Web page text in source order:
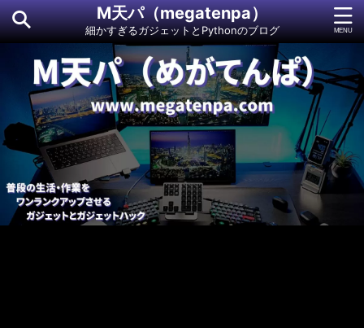
M天パ（megatenpa）
細かすぎるガジェットとPythonのブログ